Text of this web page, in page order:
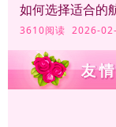
如何选择适合的
3610阅读 2026-